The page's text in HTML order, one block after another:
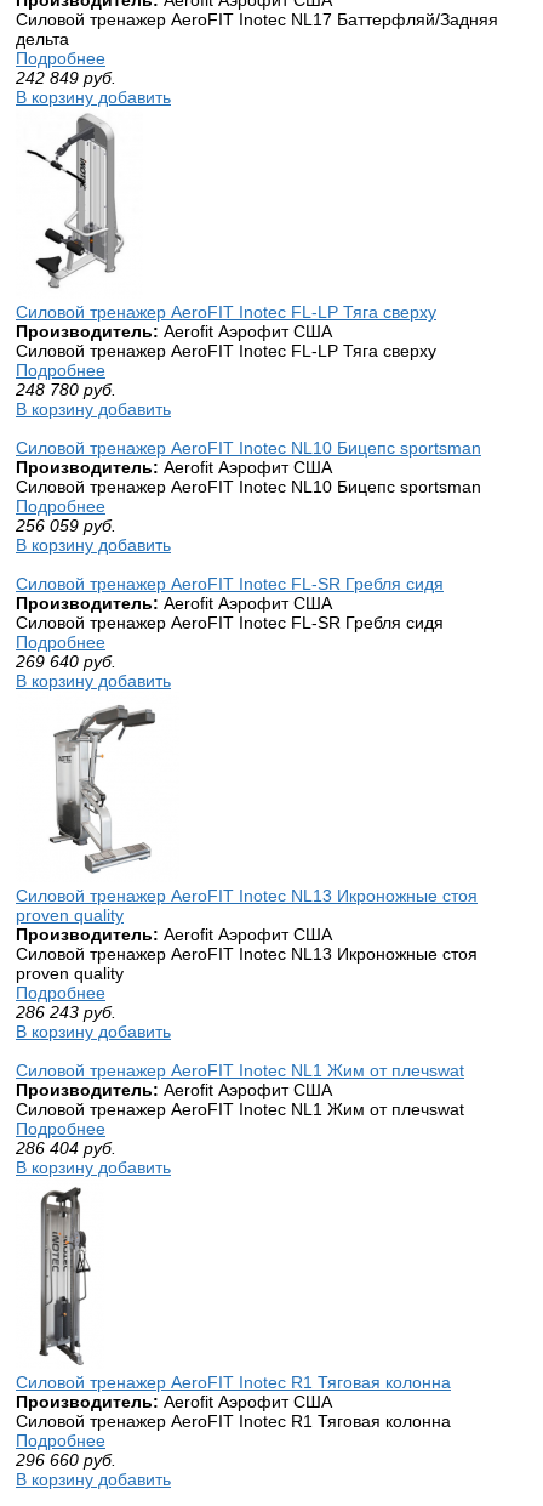
Силовой тренажер AeroFIT Inotec NL17 Баттерфляй/Задняя
дельта
Подробнее
242 849 руб.
В корзину добавить
Силовой тренажер AeroFIT Inotec FL-LP Тяга сверху
Производитель: Aerofit Аэрофит США
Силовой тренажер AeroFIT Inotec FL-LP Тяга сверху
Подробнее
248 780 руб.
В корзину добавить
Силовой тренажер AeroFIT Inotec NL10 Бицепс sportsman
Производитель: Aerofit Аэрофит США
Силовой тренажер AeroFIT Inotec NL10 Бицепс sportsman
Подробнее
256 059 руб.
В корзину добавить
Силовой тренажер AeroFIT Inotec FL-SR Гребля сидя
Производитель: Aerofit Аэрофит США
Силовой тренажер AeroFIT Inotec FL-SR Гребля сидя
Подробнее
269 640 руб.
В корзину добавить
Силовой тренажер AeroFIT Inotec NL13 Икроножные стоя
proven quality
Производитель: Aerofit Аэрофит США
Силовой тренажер AeroFIT Inotec NL13 Икроножные стоя
proven quality
Подробнее
286 243 руб.
В корзину добавить
Силовой тренажер AeroFIT Inotec NL1 Жим от плечswat
Производитель: Aerofit Аэрофит США
Силовой тренажер AeroFIT Inotec NL1 Жим от плечswat
Подробнее
286 404 руб.
В корзину добавить
Силовой тренажер AeroFIT Inotec R1 Тяговая колонна
Производитель: Aerofit Аэрофит США
Силовой тренажер AeroFIT Inotec R1 Тяговая колонна
Подробнее
296 660 руб.
В корзину добавить